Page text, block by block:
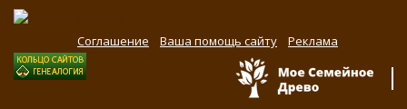
Соглашение Ваша помощь сайту Реклама